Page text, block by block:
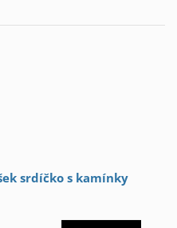
srdíčko s kamínky